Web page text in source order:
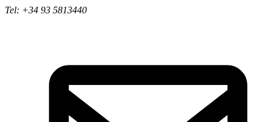
Tel: +34 93 5813440